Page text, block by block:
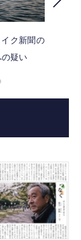
ク新聞の
疑い